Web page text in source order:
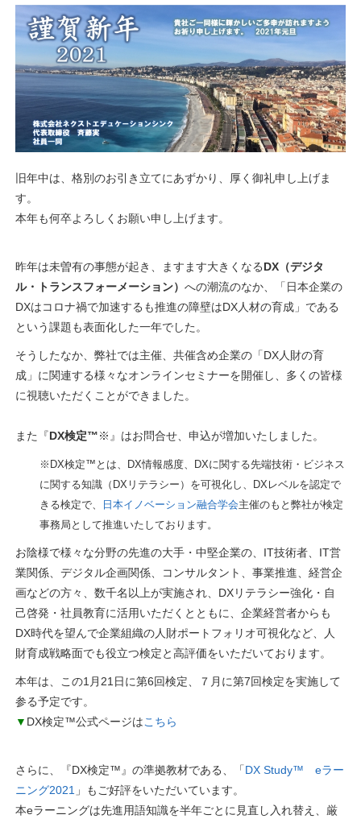
旧年中は、格別のお引き立てにあずかり、厚く御礼申し上げま
す。
本年も何卒よろしくお願い申し上げます。
昨年は未曽有の事態が起き、ますます大きくなるDX（デジタ
ル・トランスフォーメーション） への潮流のなか、「日本企業の
DXはコロナ禍で加速するも推進の障壁はDX人材の育成」である
という課題も表面化した一年でした。
そうしたなか、弊社では主催、共催含め企業の「DX人財の育
成」に関連する様々なオンラインセミナーを開催し、多くの皆様
に視聴いただくことができました。
また『DX検定™※』はお問合せ、申込が増加いたしました。
※DX検定™とは、DX情報感度、DXに関する先端技術・ビジネス
に関する知識（DXリテラシー）を可視化し、DXレベルを認定で
きる検定で、
日本イノベーション融合学会主催のもと弊社が検定
事務局として推進いたしております。
お陰様で様々な分野の先進の大手・中堅企業の、IT技術者、IT営
業関係、デジタル企画関係、コンサルタント、事業推進、経営企
画などの方々、数千名以上が実施され、DXリテラシー強化・自
己啓発・社員教育に活用いただくとともに、企業経営者からも
DX時代を望んで企業組織の人財ポートフォリオ可視化など、人
財育成戦略面でも役立つ検定と高評価をいただいております。
本年は、この1月21日に第6回検定、７月に第7回検定を実施して
参る予定です。
▼ DX検定™公式ページはこちら
さらに、『DX検定™』の準拠教材である、「DX Study™ eラー
ニング2021 」もご好評をいただいています。
本eラーニングは先進用語知識を半年ごとに見直し入れ替え、厳